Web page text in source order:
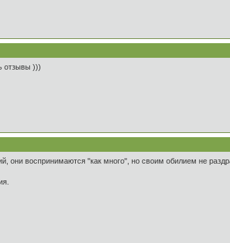
отзывы )))
они воспринимаются "как много", но своим обилием не